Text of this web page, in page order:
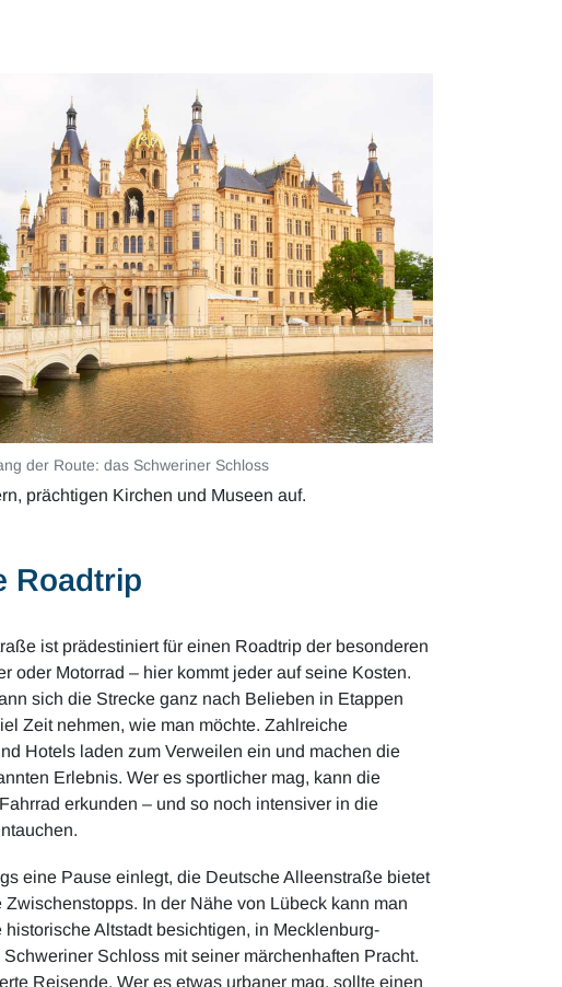
der Route: das Schweriner Schloss
prächtigen Kirchen und Museen auf.
Roadtrip
ist prädestiniert für einen Roadtrip der besonderen
oder Motorrad – hier kommt jeder auf seine Kosten.
sich die Strecke ganz nach Belieben in Etappen
Zeit nehmen, wie man möchte. Zahlreiche
Hotels laden zum Verweilen ein und machen die
Erlebnis. Wer es sportlicher mag, kann die
erkunden – und so noch intensiver in die
eine Pause einlegt, die Deutsche Alleenstraße bietet
In der Nähe von Lübeck kann man
Altstadt besichtigen, in Mecklenburg-
Schloss mit seiner märchenhaften Pracht.
Reisende. Wer es etwas urbaner mag, sollte einen